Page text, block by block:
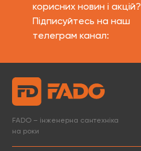
корисних новин і акцій?
Підписуйтесь на наш
телеграм канал:
FADO – інженерна сантехніка
на роки